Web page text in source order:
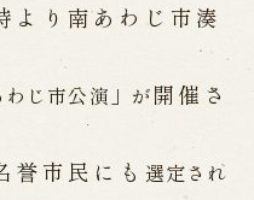
の公演
より南あわじ市湊
じ市公演」が開催さ
誉市民にも 選定され